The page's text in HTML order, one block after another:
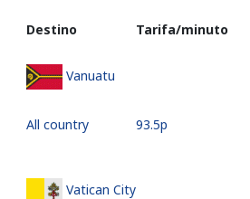
Destino Tarifa/minuto
Vanuatu
All country ⁦93.5p⁩
Vatican City